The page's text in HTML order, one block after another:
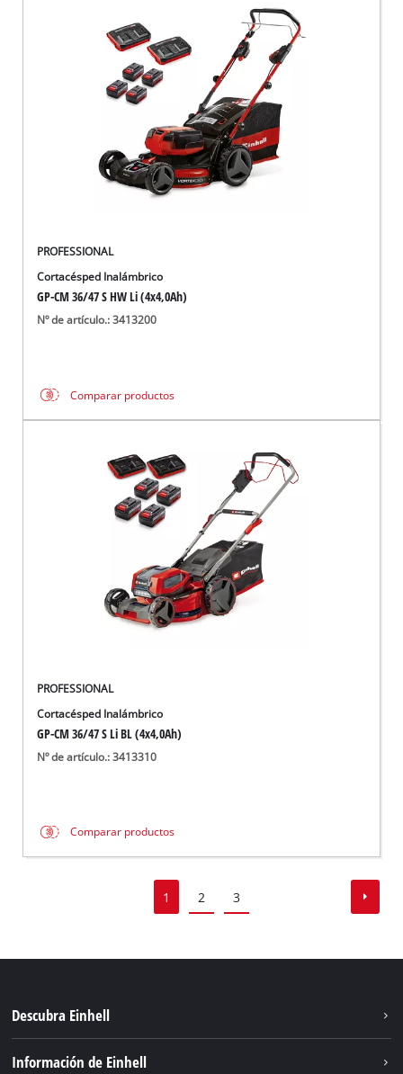
PROFESSIONAL
Cortacésped Inalámbrico
GP-CM 36/47 S HW Li (4x4,0Ah)
Nº de artículo.: 3413200
Comparar productos
PROFESSIONAL
Cortacésped Inalámbrico
GP-CM 36/47 S Li BL (4x4,0Ah)
Nº de artículo.: 3413310
Comparar productos
1 2 3
Descubra Einhell
Información de Einhell